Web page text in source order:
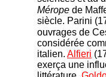
Mérope de
siècle. Parini
ouvrages de
considérée
italien. Alfieri
exerça une